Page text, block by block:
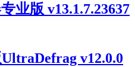
业版 v13.1.7.23637
v12.0.0